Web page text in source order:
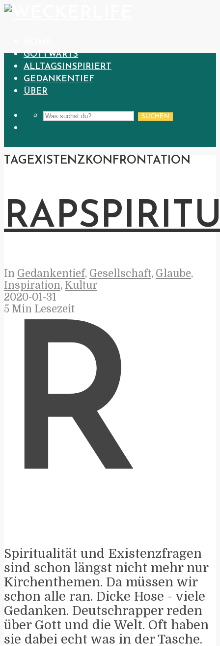
GOTTWÄRTS
ALLTAGSINSPIRIERT
GEDANKENTIEF
ÜBER
SUCHEN
TAGEXISTENZKONFRONTATION
In Gedankentief, Gesellschaft, Glaube,
Inspiration, Kultur
2020-01-31
5 Min Lesezeit
R
Spiritualität und Existenzfragen
sind schon längst nicht mehr nur
Kirchenthemen. Da müssen wir
schon alle ran. Dicke Hose - viele
Gedanken. Deutschrapper reden
über Gott und die Welt. Oft haben
sie dabei echt was in der Tasche.